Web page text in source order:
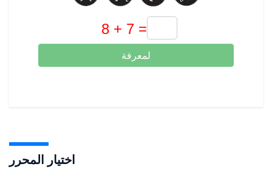
لمعرفة
اختيار المحرر